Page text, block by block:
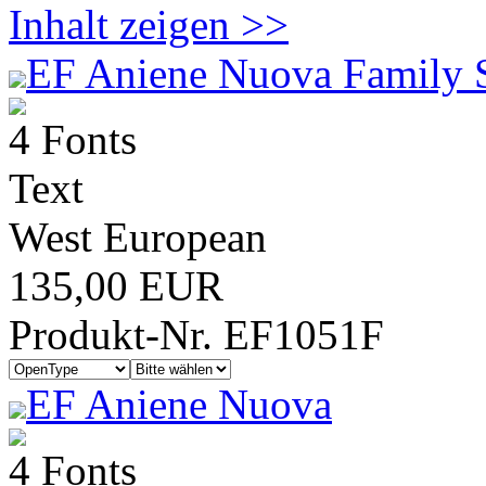
Inhalt zeigen >>
EF Aniene Nuova Family
4 Fonts
Text
West European
135,00 EUR
Produkt-Nr. EF1051F
EF Aniene Nuova
4 Fonts